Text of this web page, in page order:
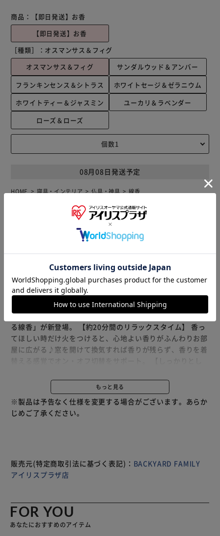
商品：
【即日発送】お香
【即日発送】お香
［種類］： オスマンサス＆フィグ
オスマンサス＆フィグ
サンダルウッド＆アンバー
フランキンセンス＆シトラス
ホワイトセージ＆ゼラニウム
ホワイトティー＆ジャスミン
ユーカリ＆ラベンダー
ローズ＆ローズ
08月08日発送予定
HOME 寝具・インテリア 仏具・神具 線香
関連するキーワード
#ギフト インテリア
#リラックス インテリア
商品説明 仕様・サイズ 商品レビュー
おうち時間を豊かにする新習慣♪カメヤマの香りを自由に楽
しむ「香る」シリーズから、お香タイプのフレグランス「香
る線香」が新登場。 【約20分間のリラックスタイム】 香っ
てほしい時だけ火をつけると、心地よい香りがふんわりお部
屋に広がる♪窓を開けて換気すれば香りが残らず、香りを着
に包まれてリフレッシュ♪ 【毎日使いにぴったり】 ・1日1
本で約4ヶ月使えるたっぷりサイズ。お出かけ前や就寝前の
ひとときに、ヨガや瞑想の時間にもおすすめ。 【おしゃれ
なデザイン】 シンプルでおしゃれなボックス入りで、その
うっとりするような香り。 オスマンサス＆フィグ…オスマ
ンサス（金木犀）の甘い香りにグリーンを感じるいちじくを
ベンダー…安心感に包まれるユーカリとラベンダーのすっき
りとした香り。 サンダルウッド＆アンバー…ウッディでエ
キゾチックなサンダルウッドと深みのあるアンバーの芳醇な
もっと見る
※製品は予告なく仕様を変更する場合がございます。あらか
じめご了承ください。
販売元(特定商取引法に基づく表記)： BACKYARD FAMILY
アイリスプラザ店
FOR YOU
あなたにおすすめのアイテム